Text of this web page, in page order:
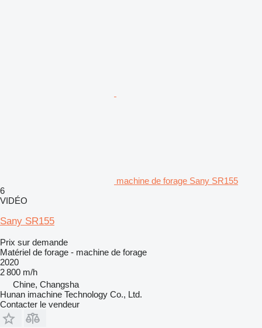
machine de forage Sany SR155
6
VIDÉO
Sany SR155
Prix sur demande
Matériel de forage - machine de forage
2020
2 800 m/h
Chine, Changsha
Hunan imachine Technology Co., Ltd.
Contacter le vendeur